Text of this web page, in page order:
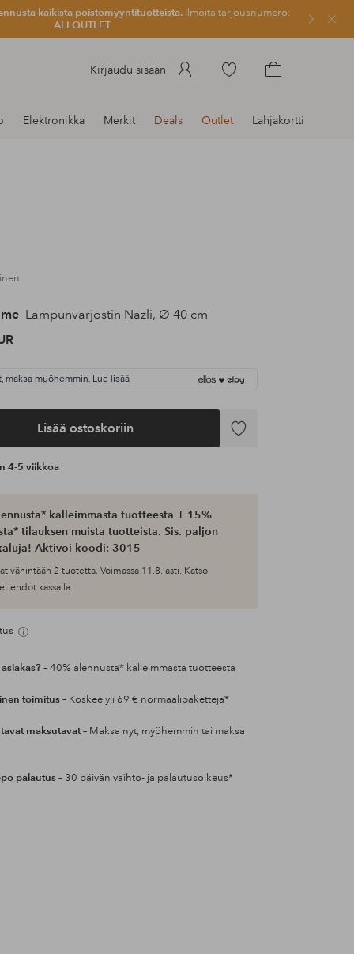
kaikista poistomyyntituotteista.Ilmoita tarjousnumero:
ALLOUTLET
Sulje
Kirjaudu sisään
Siirry
Elektronikka Merkit Deals Outlet Lahjakortti
Lampunvarjostin Nazli, Ø 40 cm
maksa myöhemmin. Lue lisää
Lisää ostoskoriin
Lisää
4-5 viikkoa
kalleimmasta tuotteesta + 15%
tilauksen muista tuotteista. Sis. paljon
Aktivoi koodi: 3015
vähintään 2 tuotetta. Voimassa 11.8. asti. Katso
ehdot kassalla.
– 40% alennusta* kalleimmasta tuotteesta
toimitus– Koskee yli 69 € normaalipaketteja*
maksutavat– Maksa nyt, myöhemmin tai maksa
palautus– 30 päivän vaihto- ja palautusoikeus*